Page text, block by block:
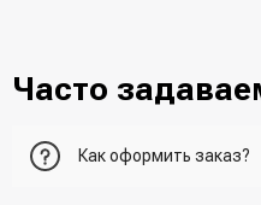
Часто
Как оформить заказ?